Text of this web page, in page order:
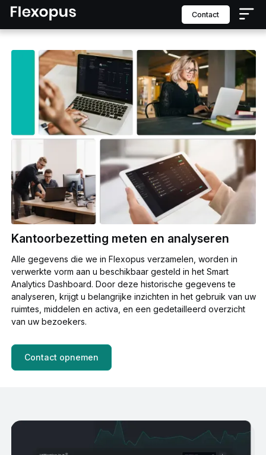
contact
Kantoorbezetting meten en analyseren
Alle gegevens die we in Flexopus verzamelen, worden in
verwerkte vorm aan u beschikbaar gesteld in het Smart
Analytics Dashboard. Door deze historische gegevens te
analyseren, krijgt u belangrijke inzichten in het gebruik van uw
ruimtes, middelen en activa, en een gedetailleerd overzicht
van uw bezoekers.
Contact opnemen